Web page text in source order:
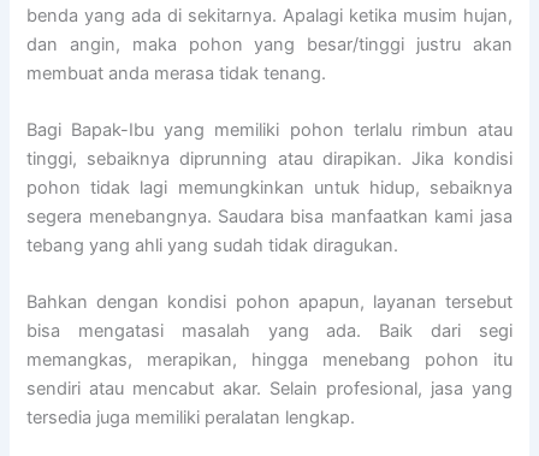
benda yang ada di sekitarnya. Apalagi ketika musim hujan,
dan angin, maka pohon yang besar/tinggi justru akan
membuat anda merasa tidak tenang.
Bagi Bapak-Ibu yang memiliki pohon terlalu rimbun atau
tinggi, sebaiknya diprunning atau dirapikan. Jika kondisi
pohon tidak lagi memungkinkan untuk hidup, sebaiknya
segera menebangnya. Saudara bisa manfaatkan kami jasa
tebang yang ahli yang sudah tidak diragukan.
Bahkan dengan kondisi pohon apapun, layanan tersebut
bisa mengatasi masalah yang ada. Baik dari segi
memangkas, merapikan, hingga menebang pohon itu
sendiri atau mencabut akar. Selain profesional, jasa yang
tersedia juga memiliki peralatan lengkap.